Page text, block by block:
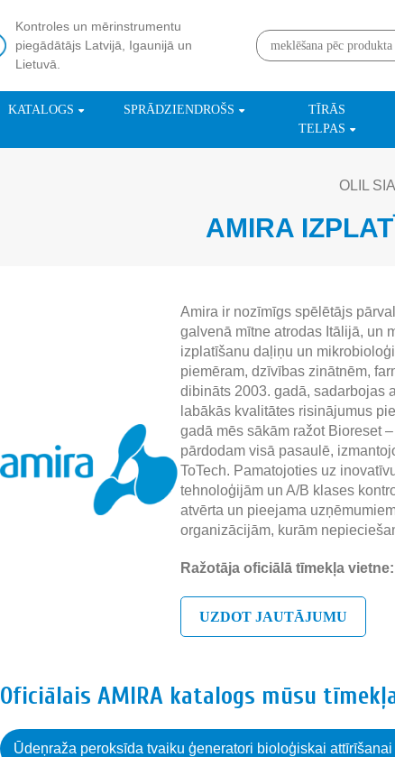
Kontroles un mērinstrumentu
piegādātājs Latvijā, Igaunijā un
Lietuvā.
KATALOGS SPRĀDZIENDROŠS
TĪRĀS
TELPAS
OLIL SIA
AMIRA
Amira ir nozīmīgs spēlētājs
galvenā mītne atrodas Itālijā, un
izplatīšanu daļiņu un
piemēram, dzīvības zinātnēm,
dibināts 2003. gadā, sadarbojas
labākās kvalitātes risinājumus
gadā mēs sākām ražot Bioreset
pārdodam visā pasaulē,
ToTech. Pamatojoties uz
tehnoloģijām un A/B klases
atvērta un pieejama
organizācijām, kurām
Ražotāja oficiālā tīmekļa vietne:
UZDOT JAUTĀJUMU
Oficiālais AMIRA katalogs mūsu
Ūdeņraža peroksīda tvaiku ģeneratori bioloģiskai